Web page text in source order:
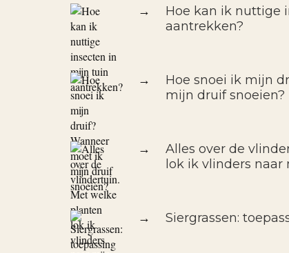
→
Hoe kan ik nuttige
aantrekken?
→
Hoe snoei ik mijn
mijn druif snoeien?
→
Alles over de
lok ik vlinders naar
→ Siergrassen: